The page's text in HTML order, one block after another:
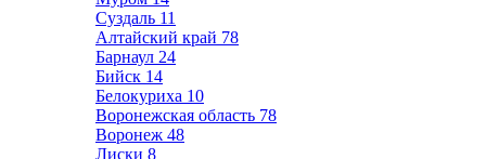
Суздаль 11
Алтайский край 78
Барнаул 24
Бийск 14
Белокуриха 10
Воронежская область 78
Воронеж 48
Лиски 8